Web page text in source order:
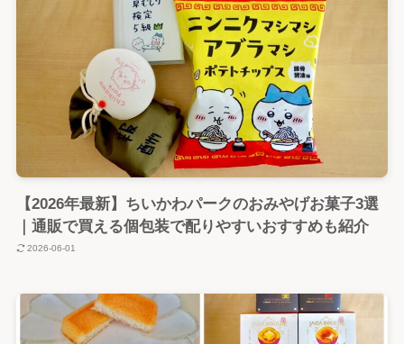
【2026年最新】ちいかわパークのおみやげお菓子3選
｜通販で買える個包装で配りやすいおすすめも紹介
2026-06-01